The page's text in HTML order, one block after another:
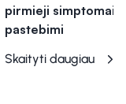
pirmieji simptomai
pastebimi
Skaityti daugiau